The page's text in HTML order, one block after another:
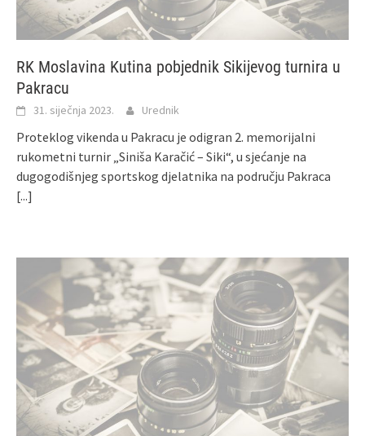
RK Moslavina Kutina pobjednik Sikijevog turnira u
Pakracu
31. siječnja 2023. Urednik
Proteklog vikenda u Pakracu je odigran 2. memorijalni
rukometni turnir „Siniša Karačić – Siki“, u sjećanje na
dugogodišnjeg sportskog djelatnika na području Pakraca
[...]